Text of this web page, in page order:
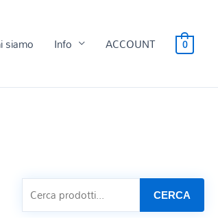
siamo Info ACCOUNT 0
CERCA